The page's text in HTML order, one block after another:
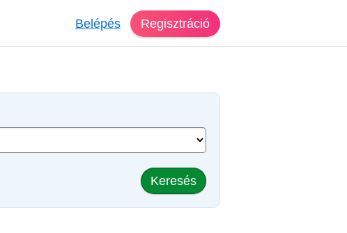
Belépés Regisztráció
Keresés